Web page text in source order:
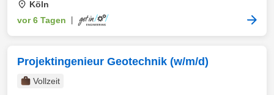
Köln
vor 6 Tagen
Projektingenieur Geotechnik (w/m/d)
Vollzeit